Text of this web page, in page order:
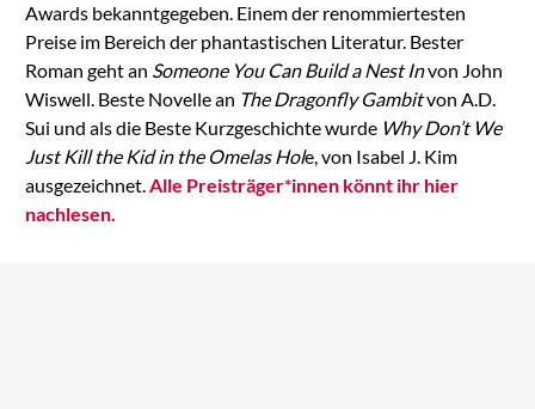
Awards bekanntgegeben. Einem der renommiertesten
Preise im Bereich der phantastischen Literatur. Bester
Roman geht an Someone You Can Build a Nest Invon John
Wiswell. Beste Novelle an The Dragonfly Gambitvon A.D.
Sui und als die Beste Kurzgeschichte wurde Why Don’t We
Just Kill the Kid in the Omelas Hole, von Isabel J. Kim
ausgezeichnet.Alle Preisträger*innen könnt ihr hier
nachlesen.